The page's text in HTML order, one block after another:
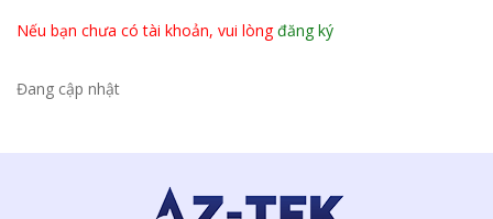
Nếu bạn chưa có tài khoản, vui lòngđăng ký
Đang cập nhật